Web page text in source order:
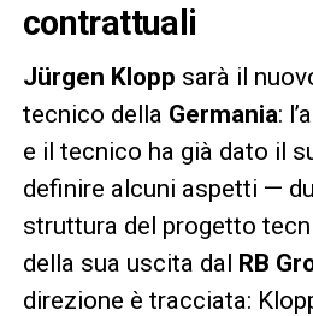
contrattuali
Jürgen Klopp sarà il
tecnico della Germania:
e il tecnico ha già dato il
definire alcuni aspetti —
struttura del progetto
della sua uscita dal RB
direzione è tracciata: